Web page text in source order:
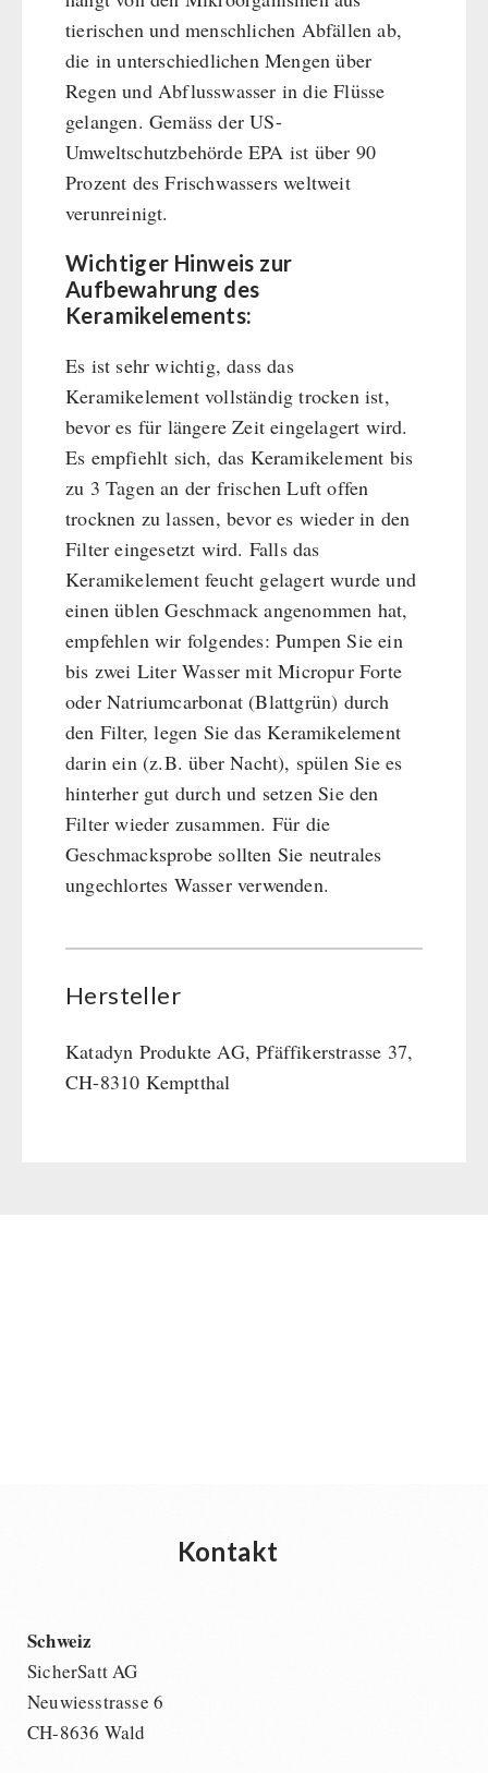
tierischen und menschlichen Abfällen ab,
die in unterschiedlichen Mengen über
Regen und Abflusswasser in die Flüsse
gelangen. Gemäss der US-
Umweltschutzbehörde EPA ist über 90
Prozent des Frischwassers weltweit
verunreinigt.
Wichtiger Hinweis zur
Aufbewahrung des
Keramikelements:
Es ist sehr wichtig, dass das
Keramikelement vollständig trocken ist,
bevor es für längere Zeit eingelagert wird.
Es empfiehlt sich, das Keramikelement bis
zu 3 Tagen an der frischen Luft offen
trocknen zu lassen, bevor es wieder in den
Filter eingesetzt wird. Falls das
Keramikelement feucht gelagert wurde und
einen üblen Geschmack angenommen hat,
empfehlen wir folgendes: Pumpen Sie ein
bis zwei Liter Wasser mit Micropur Forte
oder Natriumcarbonat (Blattgrün) durch
den Filter, legen Sie das Keramikelement
darin ein (z.B. über Nacht), spülen Sie es
hinterher gut durch und setzen Sie den
Filter wieder zusammen. Für die
Geschmacksprobe sollten Sie neutrales
ungechlortes Wasser verwenden.
Hersteller
Katadyn Produkte AG, Pfäffikerstrasse 37,
CH-8310 Kemptthal
Kontakt
Schweiz
SicherSatt AG
Neuwiesstrasse 6
CH-8636 Wald